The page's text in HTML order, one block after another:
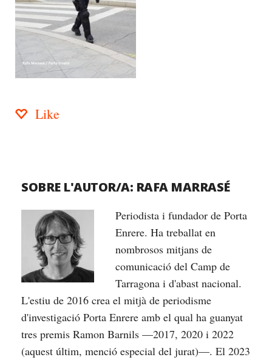
Like
SOBRE L'AUTOR/A: RAFA MARRASÉ
Periodista i fundador de Porta
Enrere. Ha treballat en
nombrosos mitjans de
comunicació del Camp de
Tarragona i d'abast nacional.
L'estiu de 2016 crea el mitjà de periodisme
d'investigació Porta Enrere amb el qual ha guanyat
tres premis Ramon Barnils —2017, 2020 i 2022
(aquest últim, menció especial del jurat)—. El 2023